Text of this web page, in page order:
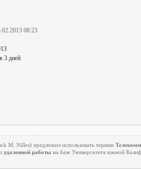
08:23
3 дней
M Nilles) предложил использовать термин
удаленной работы на базе Университета южной